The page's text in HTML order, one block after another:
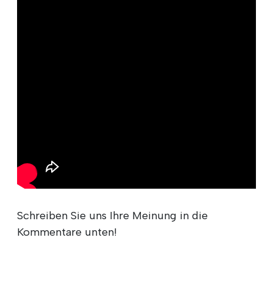
Schreiben Sie uns Ihre Meinung in die
Kommentare unten!